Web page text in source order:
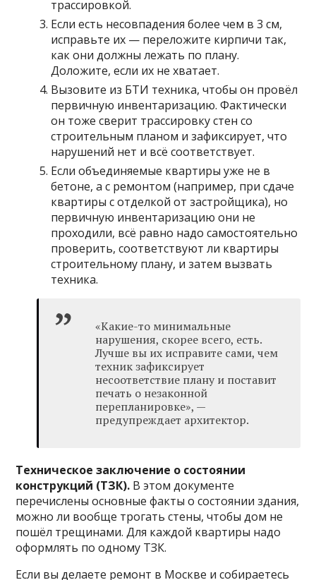
трассировкой.
Если есть несовпадения более чем в 3 см,
исправьте их — переложите кирпичи так,
как они должны лежать по плану.
Доложите, если их не хватает.
Вызовите из БТИ техника, чтобы он провёл
первичную инвентаризацию. Фактически
он тоже сверит трассировку стен со
строительным планом и зафиксирует, что
нарушений нет и всё соответствует.
Если объединяемые квартиры уже не в
бетоне, а с ремонтом (например, при сдаче
квартиры с отделкой от застройщика), но
первичную инвентаризацию они не
проходили, всё равно надо самостоятельно
проверить, соответствуют ли квартиры
строительному плану, и затем вызвать
техника.
«Какие-то минимальные
нарушения, скорее всего, есть.
Лучше вы их исправите сами, чем
техник зафиксирует
несоответствие плану и поставит
печать о незаконной
перепланировке», —
предупреждает архитектор.
Техническое заключение о состоянии
конструкций (ТЗК). В этом документе
перечислены основные факты о состоянии здания,
можно ли вообще трогать стены, чтобы дом не
пошёл трещинами. Для каждой квартиры надо
оформлять по одному ТЗК.
Если вы делаете ремонт в Москве и собираетесь